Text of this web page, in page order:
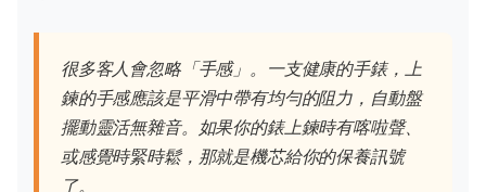
很多客人會忽略「手感」。一支健康的手錶，上
鍊的手感應該是平滑中帶有均勻的阻力，自動盤
擺動靈活無雜音。如果你的錶上鍊時有喀啦聲、
或感覺時緊時鬆，那就是機芯給你的保養訊號
了。